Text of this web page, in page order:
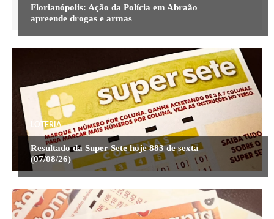
Florianópolis: Ação da Polícia em Abraão
apreende drogas e armas
LOTERIA
Resultado da Super Sete hoje 883 de sexta
(07/08/26)